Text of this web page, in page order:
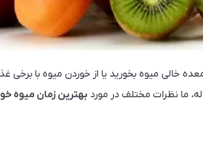
خالی میوه بخورید یا از خوردن میوه با
ما نظرات مختلف در مورد بهترین زمان میوه